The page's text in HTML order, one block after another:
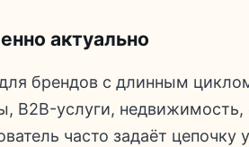
актуально
брендов с длинным
B2B-услуги,
часто задаёт